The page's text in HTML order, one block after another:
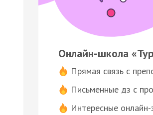
Онлайн-школа
Прямая связь с
Письменные дз с
Интересные онлайн-